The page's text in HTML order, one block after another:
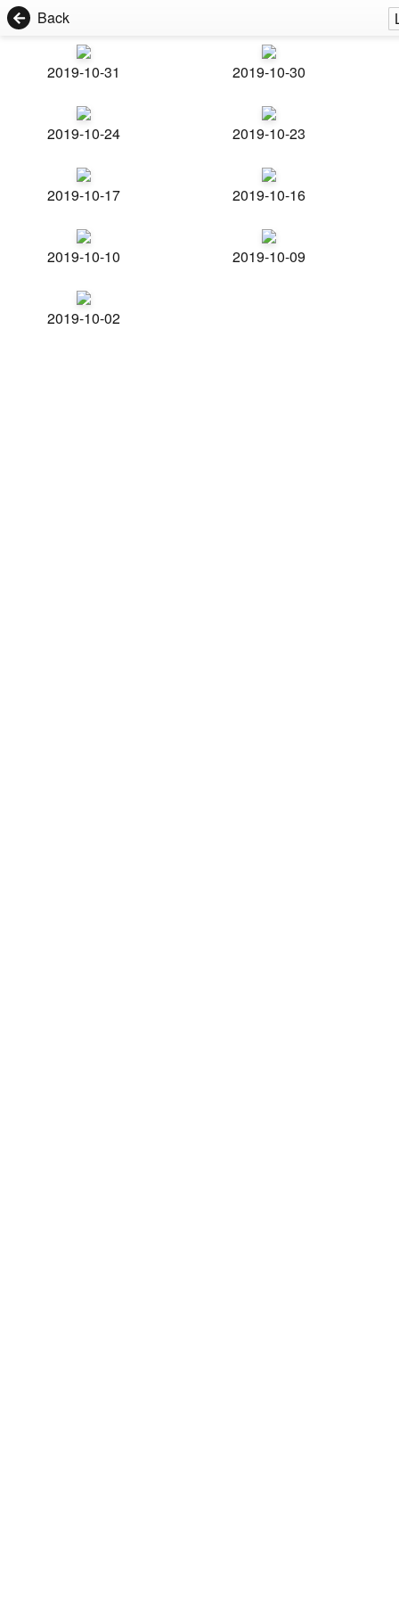
Back
2019-10-31 2019-10-30
2019-10-24 2019-10-23
2019-10-17 2019-10-16
2019-10-10 2019-10-09
2019-10-02